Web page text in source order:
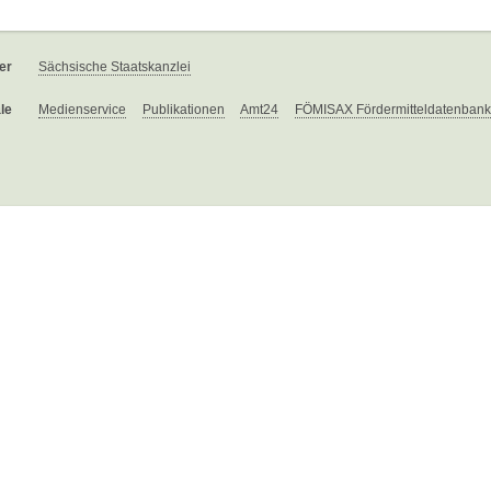
Sächsische Staatskanzlei
Medienservice Publikationen Amt24 FÖMISAX Fördermitteldatenbank